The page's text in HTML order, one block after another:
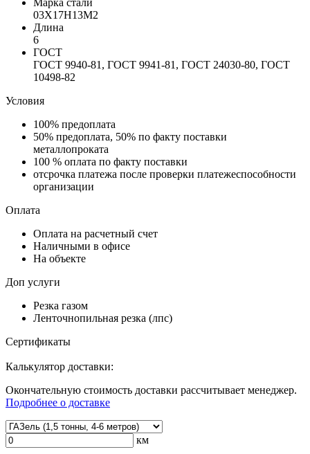
03Х17Н13М2
Длина
6
ГОСТ
ГОСТ 9940-81, ГОСТ 9941-81, ГОСТ 24030-80, ГОСТ
10498-82
Условия
100% предоплата
50% предоплата, 50% по факту поставки
металлопроката
100 % оплата по факту поставки
отсрочка платежа после проверки платежеспособности
организации
Оплата
Оплата на расчетный счет
Наличными в офисе
На объекте
Доп услуги
Резка газом
Ленточнопильная резка (лпс)
Сертификаты
Калькулятор доставки:
Окончательную стоимость доставки рассчитывает менеджер.
Подробнее о доставке
км